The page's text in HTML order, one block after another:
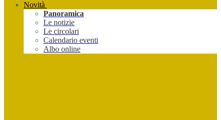
Novità
Panoramica
Le notizie
Le circolari
Calendario eventi
Albo online